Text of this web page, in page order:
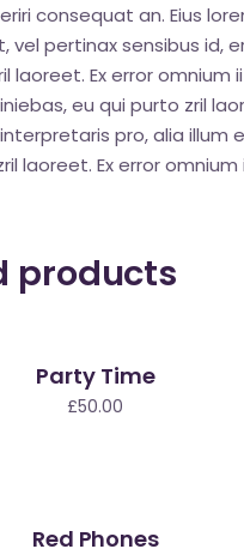
consequat an. Eius
vel pertinax sensibus id,
laoreet. Ex error omnium ii
eu qui purto zril
pro, alia illum
laoreet. Ex error omnium i
products
Party Time
£50.00
Red Phones